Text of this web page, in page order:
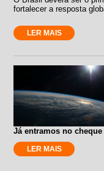
fortalecer a resposta
LER MAIS
Já entramos no
LER MAIS